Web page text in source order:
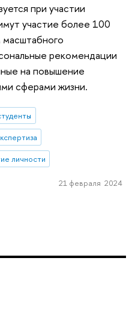
при участии
участие более 100
масштабного
рекомендации
на повышение
сферами жизни.
личности
21 февраля 2024